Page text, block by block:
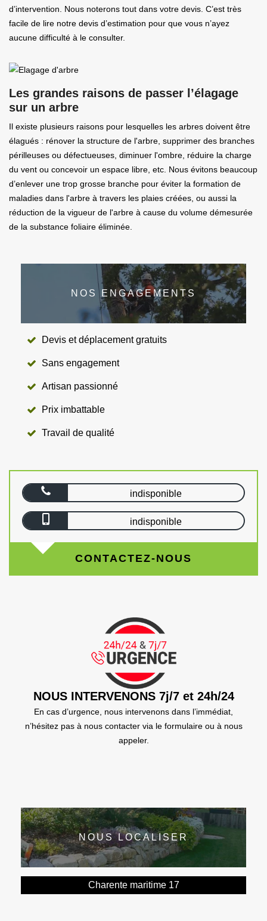
d’intervention. Nous noterons tout dans votre devis. C’est très
facile de lire notre devis d’estimation pour que vous n’ayez
aucune difficulté à le consulter.
Les grandes raisons de passer l’élagage
sur un arbre
Il existe plusieurs raisons pour lesquelles les arbres doivent être
élagués : rénover la structure de l'arbre, supprimer des branches
périlleuses ou défectueuses, diminuer l'ombre, réduire la charge
du vent ou concevoir un espace libre, etc. Nous évitons beaucoup
d’enlever une trop grosse branche pour éviter la formation de
maladies dans l'arbre à travers les plaies créées, ou aussi la
réduction de la vigueur de l'arbre à cause du volume démesurée
de la substance foliaire éliminée.
NOS ENGAGEMENTS
Devis et déplacement gratuits
Sans engagement
Artisan passionné
Prix imbattable
Travail de qualité
indisponible
indisponible
CONTACTEZ-NOUS
NOUS INTERVENONS 7j/7 et 24h/24
En cas d’urgence, nous intervenons dans l’immédiat,
n’hésitez pas à nous contacter via le formulaire ou à nous
appeler.
NOUS LOCALISER
Charente maritime 17